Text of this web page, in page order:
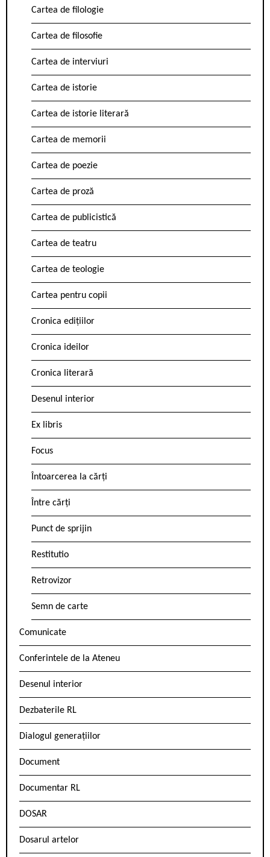
Cartea de filologie
Cartea de filosofie
Cartea de interviuri
Cartea de istorie
Cartea de istorie literară
Cartea de memorii
Cartea de poezie
Cartea de proză
Cartea de publicistică
Cartea de teatru
Cartea de teologie
Cartea pentru copii
Cronica edițiilor
Cronica ideilor
Cronica literară
Desenul interior
Ex libris
Focus
Întoarcerea la cărți
Între cărți
Punct de sprijin
Restitutio
Retrovizor
Semn de carte
Comunicate
Conferintele de la Ateneu
Desenul interior
Dezbaterile RL
Dialogul generațiilor
Document
Documentar RL
DOSAR
Dosarul artelor